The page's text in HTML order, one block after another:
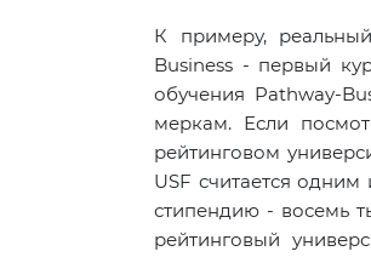
К примеру,
Business - первый
обучения Pathway-
меркам. Если
рейтинговом
USF считается
стипендию - восемь
рейтинговый